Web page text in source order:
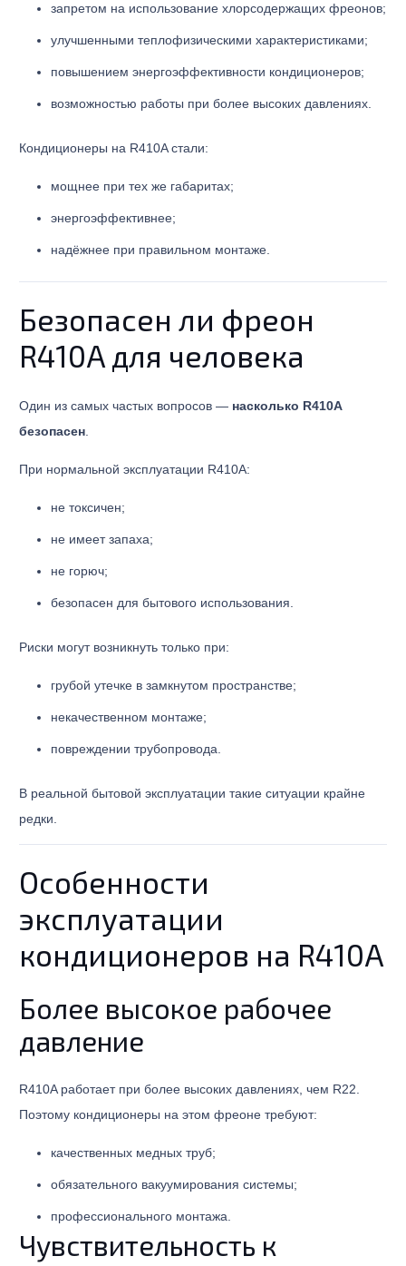
запретом на использование хлорсодержащих фреонов;
улучшенными теплофизическими характеристиками;
повышением энергоэффективности кондиционеров;
возможностью работы при более высоких давлениях.
Кондиционеры на R410A стали:
мощнее при тех же габаритах;
энергоэффективнее;
надёжнее при правильном монтаже.
Безопасен ли фреон
R410A для человека
Один из самых частых вопросов — насколько R410A
безопасен
При нормальной эксплуатации R410A:
не токсичен;
не имеет запаха;
не горюч;
безопасен для бытового использования.
Риски могут возникнуть только при:
грубой утечке в замкнутом пространстве;
некачественном монтаже;
повреждении трубопровода.
В реальной бытовой эксплуатации такие ситуации крайне
редки.
Особенности
эксплуатации
кондиционеров на R410A
Более высокое рабочее
давление
R410A работает при более высоких давлениях, чем R22.
Поэтому кондиционеры на этом фреоне требуют:
качественных медных труб;
обязательного вакуумирования системы;
профессионального монтажа.
Чувствительность к